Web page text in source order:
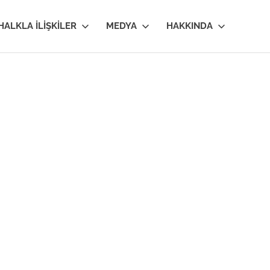
HALKLA İLIŞKILER MEDYA HAKKINDA